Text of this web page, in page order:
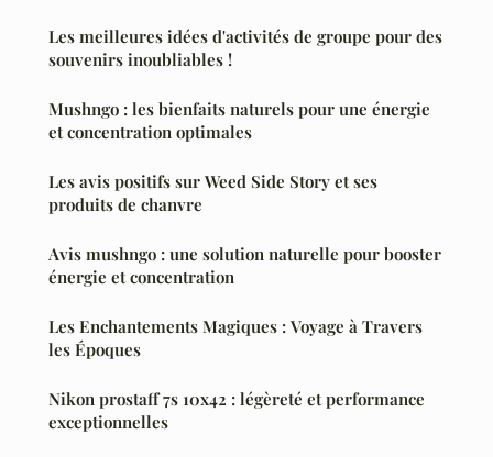
Les meilleures idées d'activités de groupe pour des
souvenirs inoubliables !
Mushngo : les bienfaits naturels pour une énergie
et concentration optimales
Les avis positifs sur Weed Side Story et ses
produits de chanvre
Avis mushngo : une solution naturelle pour booster
énergie et concentration
Les Enchantements Magiques : Voyage à Travers
les Époques
Nikon prostaff 7s 10x42 : légèreté et performance
exceptionnelles